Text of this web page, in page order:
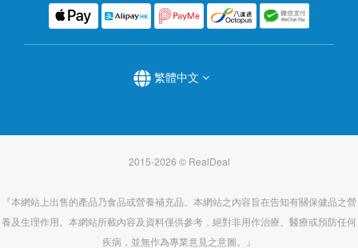
繁體中文
2015-2026 © RealDeal
『本網站上出售的產品乃食品或營養補充品。本網站之內容旨在告知有關保健品之營
養及生理作用。本網站所載內容及資料僅供參考，絕對非用作治療、醫療或預防任何
疾病，並無作為專業意見之意圖。』